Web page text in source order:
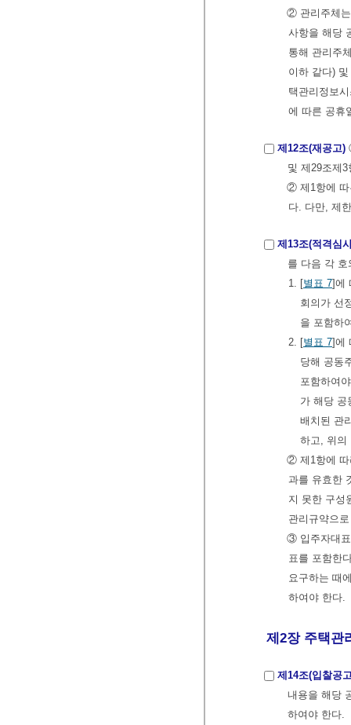
② 관리주체는
사항을 해당
통해 관리주
이하 같다)
택관리정보
에 따른 공휴
제12조(재공고)
및 제29조제
② 제1항에 따
다. 다만, 제
제13조(적격심
를 다음 각
1. [별표 7]에
회의가 선
을 포함하
2. [별표 7]에
당해 공동
포함하여
가 해당 공
배치된 관
하고, 위의
② 제1항에 따
과를 유효한
지 못한 구성
관리규약으
③ 입주자대표
표를 포함한
요구하는 때
하여야 한다.
제2장 주택관
제14조(입찰공
내용을 해당
하여야 한다.